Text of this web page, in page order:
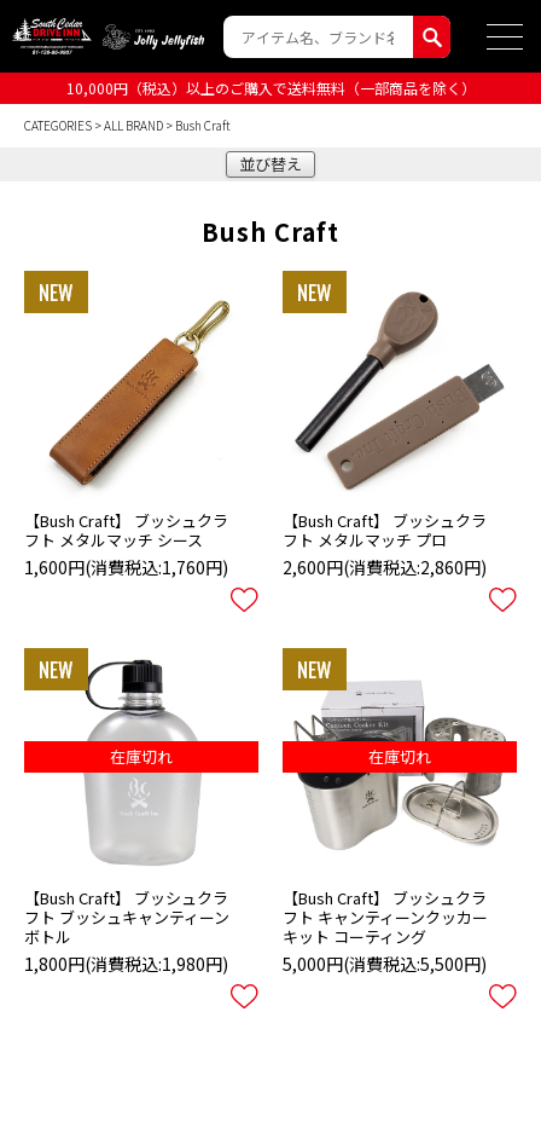
10,000円（税込）以上のご購入で送料無料（一部商品を除く）
CATEGORIES >ALL BRAND > Bush Craft
並び替え
Bush Craft
【Bush Craft】 ブッシュクラ
フト メタルマッチ シース
1,600円(消費税込:1,760円)
【Bush Craft】 ブッシュクラ
フト メタルマッチ プロ
2,600円(消費税込:2,860円)
【Bush Craft】 ブッシュクラ
フト ブッシュキャンティーン
ボトル
在庫切れ
1,800円(消費税込:1,980円)
【Bush Craft】 ブッシュクラ
フト キャンティーンクッカー
キット コーティング
在庫切れ
5,000円(消費税込:5,500円)